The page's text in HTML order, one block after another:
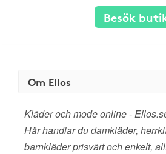
Besök
Om Ellos
Kläder och mode online -
Här handlar du damkläder,
barnkläder prisvärt och enkelt,